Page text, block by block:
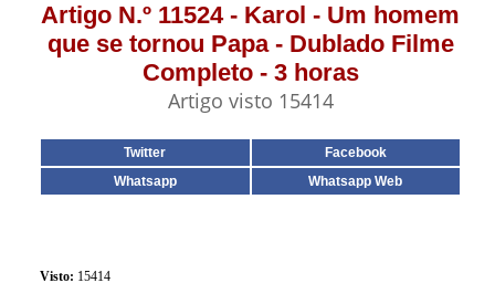
Artigo N.º 11524 - Karol - Um homem
que se tornou Papa - Dublado Filme
Completo - 3 horas
Artigo visto 15414
Twitter
Facebook
Whatsapp
Whatsapp Web
Visto: 15414